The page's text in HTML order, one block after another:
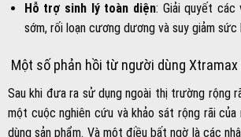
Hỗ trợ sinh lý toàn diện: Giải quyết các
sớm, rối loạn cương dương và suy giảm sức
Một số phản hồi từ người dùng Xtramax
Sau khi đưa ra sử dụng ngoài thị trường rộng
một cuộc nghiên cứu và khảo sát rộng rãi
dùng sản phẩm. Và một điều bất ngờ là các